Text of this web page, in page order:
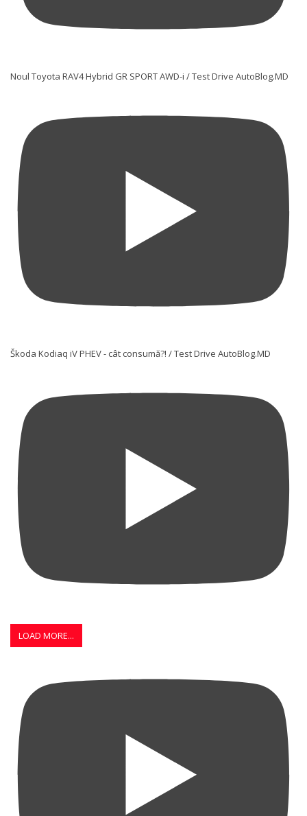
Noul Toyota RAV4 Hybrid GR SPORT AWD-i / Test Drive AutoBlog.MD
Škoda Kodiaq iV PHEV - cât consumă?! / Test Drive AutoBlog.MD
LOAD MORE...